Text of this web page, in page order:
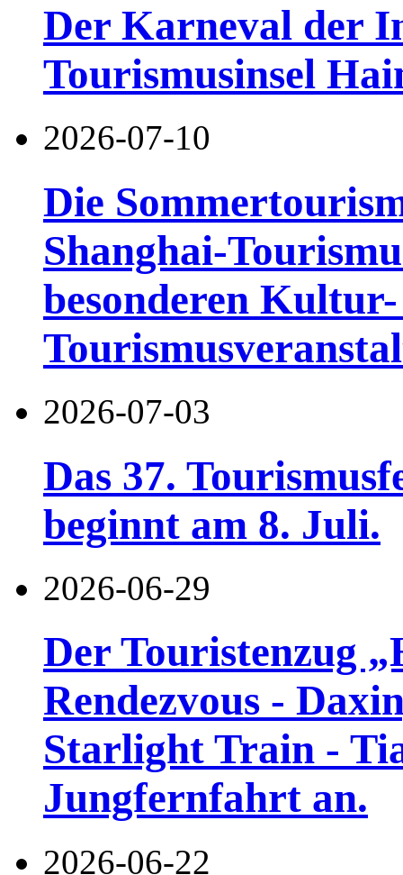
Der Karneval der
Tourismusinsel
2026-07-10
Die
Shanghai-
besonderen
2026-07-03
Das 37.
beginnt am 8. Juli.
2026-06-29
Der Touristenzug
Rendezvous -
Starlight Train -
Jungfernfahrt an.
2026-06-22